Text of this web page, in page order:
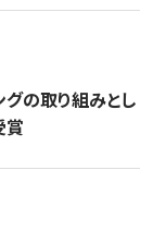
グの取り組みとし
賞